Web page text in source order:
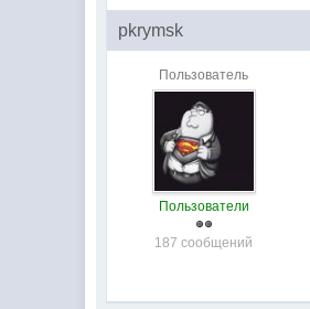
pkrymsk
Пользователь
Пользователи
187 сообщений